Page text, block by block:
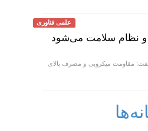
علمی فناوری
و نظام سلامت می‌شود
مقاومت میکروبی و مصرف بالای